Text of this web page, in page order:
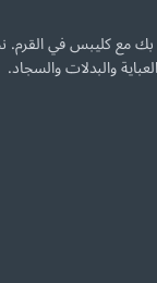
بك مع كليبس في
والبدلات والسجاد.